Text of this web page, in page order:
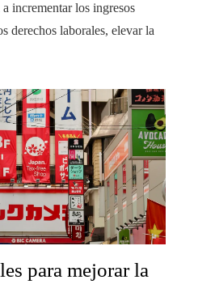
incrementar los ingresos
derechos laborales, elevar la
para mejorar la